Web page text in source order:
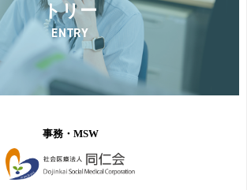
トリー
ENTRY
事務・MSW